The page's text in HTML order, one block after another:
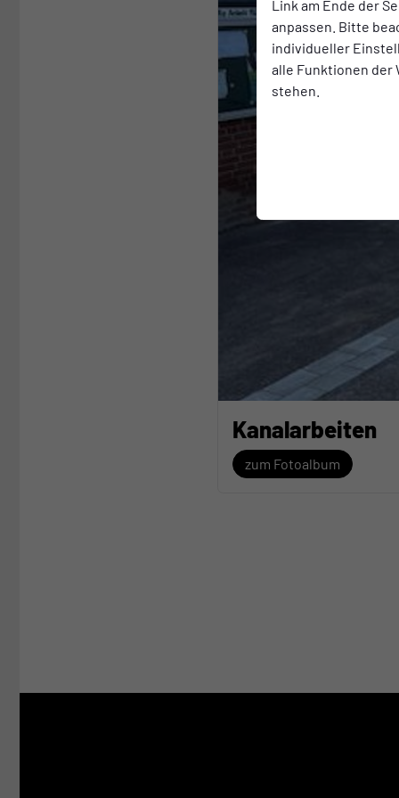
Link am Ende der
anpassen. Bitte
individueller
alle Funktionen der
stehen.
Kanalarbeiten
zum Fotoalbum